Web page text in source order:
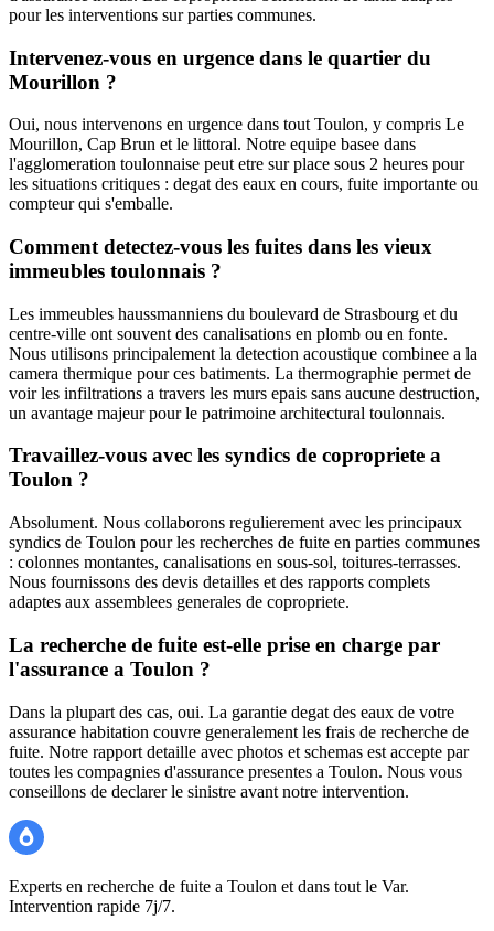
pour les interventions sur parties communes.
Intervenez-vous en urgence dans le quartier du
Mourillon ?
Oui, nous intervenons en urgence dans tout Toulon, y compris Le
Mourillon, Cap Brun et le littoral. Notre equipe basee dans
l'agglomeration toulonnaise peut etre sur place sous 2 heures pour
les situations critiques : degat des eaux en cours, fuite importante ou
compteur qui s'emballe.
Comment detectez-vous les fuites dans les vieux
immeubles toulonnais ?
Les immeubles haussmanniens du boulevard de Strasbourg et du
centre-ville ont souvent des canalisations en plomb ou en fonte.
Nous utilisons principalement la detection acoustique combinee a la
camera thermique pour ces batiments. La thermographie permet de
voir les infiltrations a travers les murs epais sans aucune destruction,
un avantage majeur pour le patrimoine architectural toulonnais.
Travaillez-vous avec les syndics de copropriete a
Toulon ?
Absolument. Nous collaborons regulierement avec les principaux
syndics de Toulon pour les recherches de fuite en parties communes
: colonnes montantes, canalisations en sous-sol, toitures-terrasses.
Nous fournissons des devis detailles et des rapports complets
adaptes aux assemblees generales de copropriete.
La recherche de fuite est-elle prise en charge par
l'assurance a Toulon ?
Dans la plupart des cas, oui. La garantie degat des eaux de votre
assurance habitation couvre generalement les frais de recherche de
fuite. Notre rapport detaille avec photos et schemas est accepte par
toutes les compagnies d'assurance presentes a Toulon. Nous vous
conseillons de declarer le sinistre avant notre intervention.
Experts en recherche de fuite a Toulon et dans tout le Var.
Intervention rapide 7j/7.